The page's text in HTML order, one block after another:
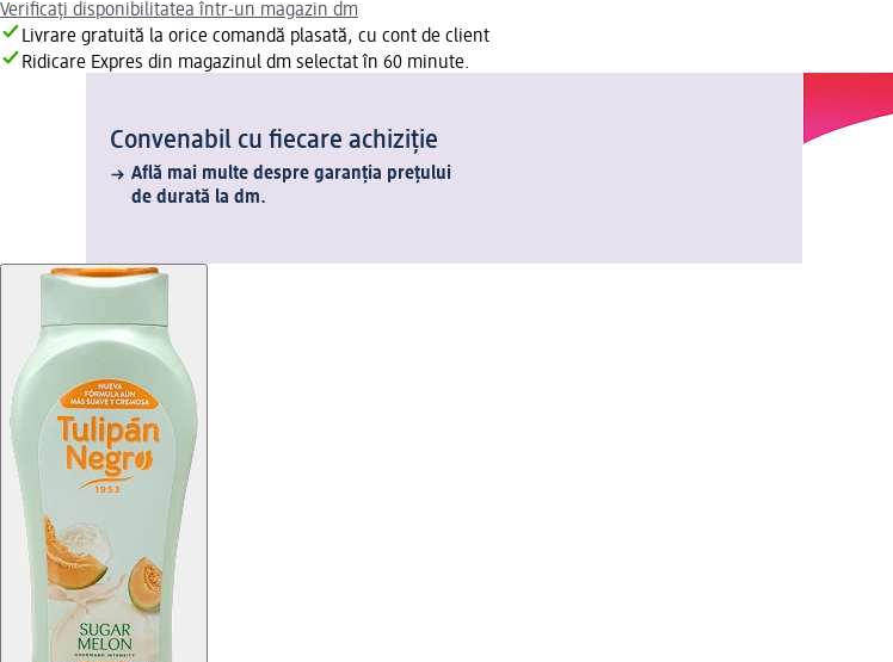
Verificați disponibilitatea într-un magazin dm
Livrare gratuită la orice comandă plasată, cu cont de client
Ridicare Expres din magazinul dm selectat în 60 minute.
Convenabil cu fiecare achiziție
Află mai multe despre garanția prețului
de durată la dm.